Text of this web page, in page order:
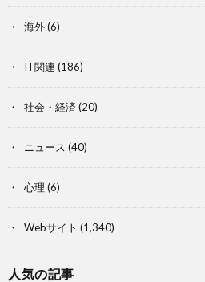
海外(6)
IT関連 (186)
社会・経済 (20)
ニュース (40)
心理 (6)
Webサイト (1,340)
人気の記事